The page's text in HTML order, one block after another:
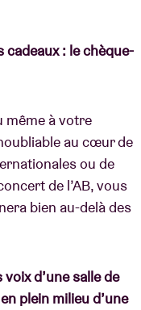
cadeaux : le chèque-
même à votre
au cœur de
ou de
de l’AB, vous
bien au-delà des
d’une salle de
plein milieu d’une